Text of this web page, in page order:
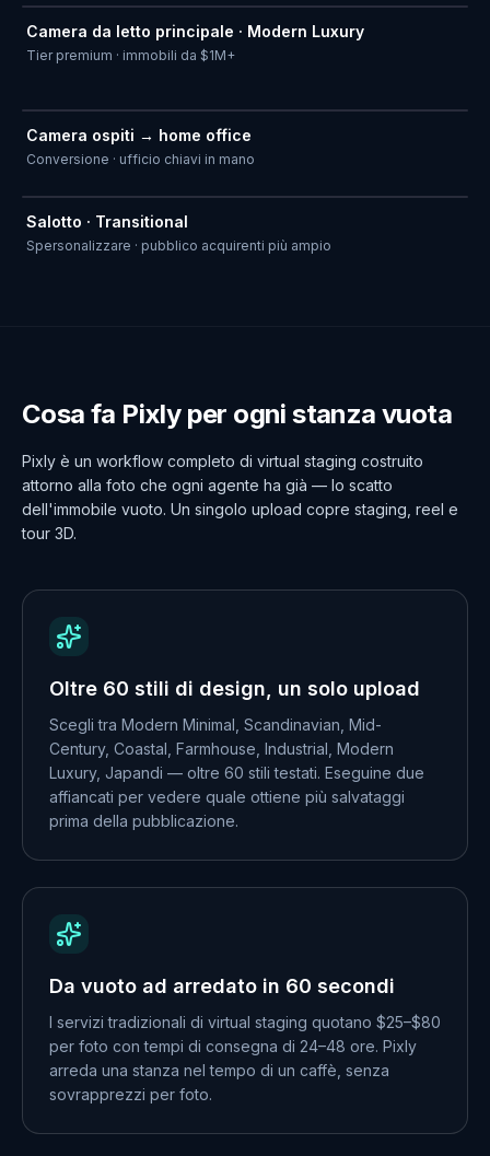
PRIMA
Camera da letto principale · Modern Luxury
Tier premium · immobili da $1M+
PRIMA
Camera ospiti → home office
Conversione · ufficio chiavi in mano
PRIMA
Salotto · Transitional
Spersonalizzare · pubblico acquirenti più ampio
Cosa fa Pixly per ogni stanza vuota
Pixly è un workflow completo di virtual staging costruito
attorno alla foto che ogni agente ha già — lo scatto
dell'immobile vuoto. Un singolo upload copre staging, reel e
tour 3D.
Oltre 60 stili di design, un solo upload
Scegli tra Modern Minimal, Scandinavian, Mid-
Century, Coastal, Farmhouse, Industrial, Modern
Luxury, Japandi — oltre 60 stili testati. Eseguine due
affiancati per vedere quale ottiene più salvataggi
prima della pubblicazione.
Da vuoto ad arredato in 60 secondi
I servizi tradizionali di virtual staging quotano $25–$80
per foto con tempi di consegna di 24–48 ore. Pixly
arreda una stanza nel tempo di un caffè, senza
sovrapprezzi per foto.